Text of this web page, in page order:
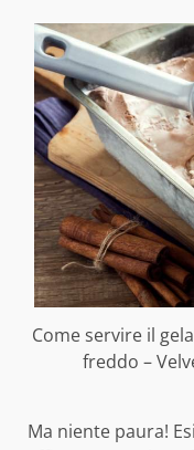
Come servire il
freddo –
Ma niente paura!